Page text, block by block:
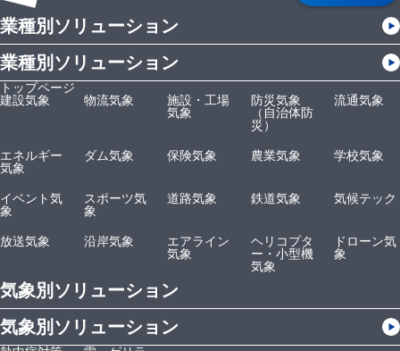
業種別ソリューション
業種別ソリューション
トップページ
建設気象
物流気象
施設・工場
気象
防災気象
（自治体防
災）
流通気象
エネルギー
気象
ダム気象 保険気象 農業気象 学校気象
イベント気
象
スポーツ気
象
道路気象 鉄道気象 気候テック
放送気象 沿岸気象
エアライン
気象
ヘリコプタ
ー・小型機
気象
ドローン気
象
気象別ソリューション
気象別ソリューション